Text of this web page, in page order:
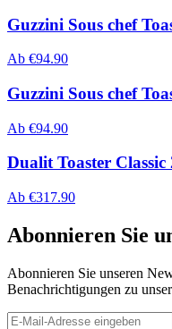
Guzzini Sous chef
Ab €94.90
Guzzini Sous chef
Ab €94.90
Dualit Toaster
Ab €317.90
Abonnieren Sie
Abonnieren Sie unseren
Benachrichtigungen zu